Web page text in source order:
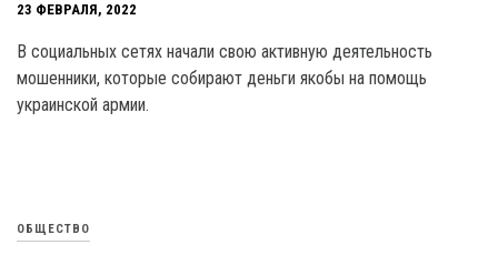
23 ФЕВРАЛЯ, 2022
В социальных сетях начали свою активную деятельность
мошенники, которые собирают деньги якобы на помощь
украинской армии.
ОБЩЕСТВО